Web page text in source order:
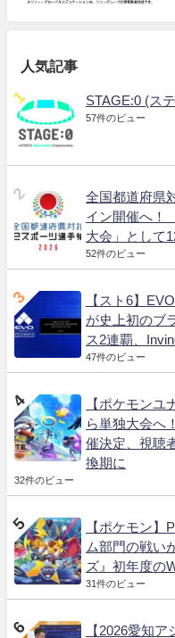
人気記事
STAGE:0 (ス
57件のビュー
全国都道府県
イン開催へ！
大会」として
52件のビュー
【スト6】
が史上初のブ
ス2連覇、
47件のビュー
【ポケモンユ
ら単独大会へ
催決定、視聴
換期に
32件のビュー
【ポケモン
ム部門の戦い
ズ』初年度の
31件のビュー
【2026愛知